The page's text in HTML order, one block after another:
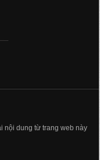
nội dung từ trang web này